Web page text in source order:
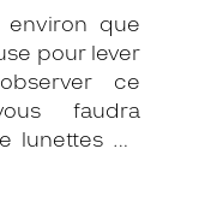
environ que
pour lever
ce
faudra
lunettes de
est